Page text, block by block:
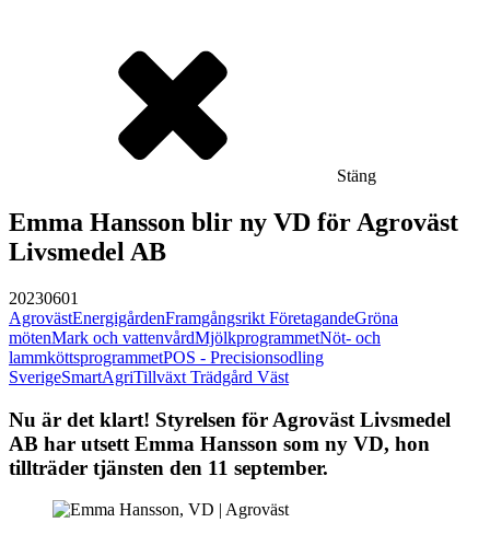
Stäng
Emma Hansson blir ny VD för Agroväst
Livsmedel AB
20230601
AgrovästEnergigårdenFramgångsrikt FöretagandeGröna
mötenMark och vattenvårdMjölkprogrammetNöt- och
lammköttsprogrammetPOS - Precisionsodling
SverigeSmartAgriTillväxt Trädgård Väst
Nu är det klart! Styrelsen för Agroväst Livsmedel
AB har utsett Emma Hansson som ny VD, hon
tillträder tjänsten den 11 september.